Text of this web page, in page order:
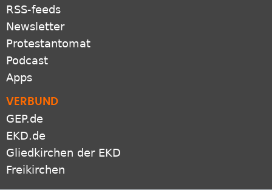
RSS-feeds
Newsletter
Protestantomat
Podcast
Apps
VERBUND
GEP.de
EKD.de
Gliedkirchen der EKD
Freikirchen